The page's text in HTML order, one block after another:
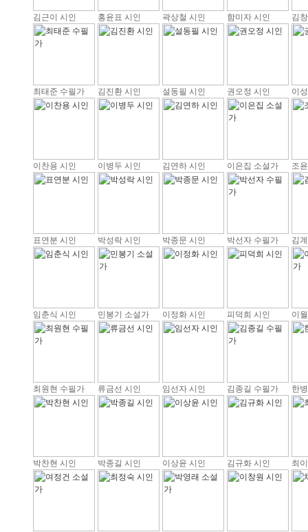
김근이 시인 홍윤표 시인 곽상철 시인 함미자 시인 김
최태준 수필가 김진환 시인 설동필 시인 권오정 시인 이
이찬용 시인 이병두 시인 김연하 시인 이은집 소설가 조
표연분 시인 박성락 시인 박종문 시인 박선자 수필가 김
임춘식 시인 민봉기 소설가 이정화 시인 피덕희 시인 이
최원현 수필가 류금선 시인 임선자 시인 김종길 수필가 한
박찬현 시인 박종길 시인 이상윤 시인 김규화 시인 최